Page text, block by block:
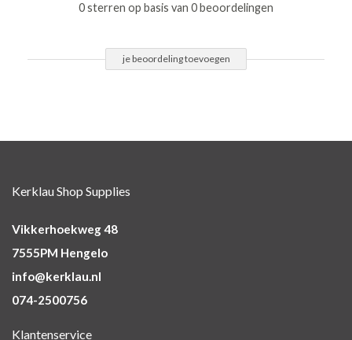
0 sterren op basis van 0 beoordelingen
je beoordeling toevoegen
Kerklau Shop Supplies
Vikkerhoekweg 48
7555PM Hengelo
info@kerklau.nl
074-2500756
Klantenservice